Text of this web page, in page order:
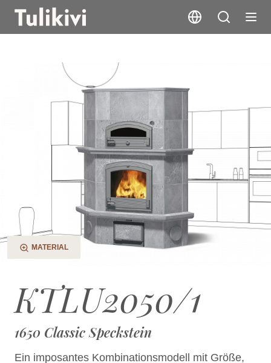
KTLU2050/1
MATERIAL
KTLU2050/1
1650 Classic Speckstein
Ein imposantes Kombinationsmodell mit Größe,